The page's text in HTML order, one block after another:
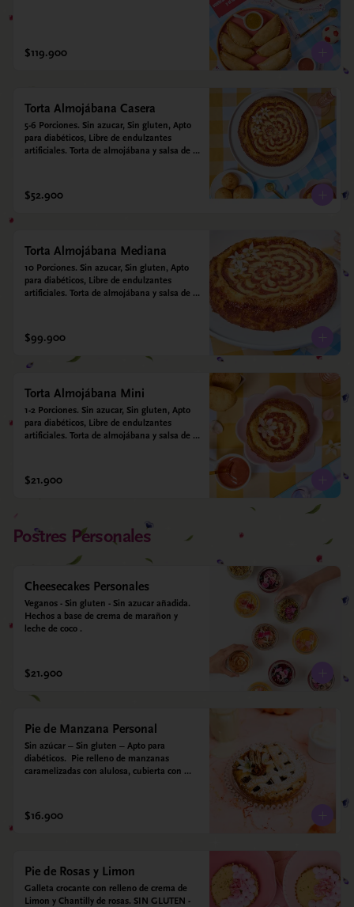
$119.900
Torta Almojábana Casera
5-6 Porciones. Sin azucar, Sin gluten, Apto
para diabéticos, Libre de endulzantes
artificiales. Torta de almojábana y salsa de
alulosa, leche deslactosada, leche de coco,
vainilla. Salsa de guayaba: Guayaba y
$52.900
Torta Almojábana Mediana
10 Porciones. Sin azucar, Sin gluten, Apto
para diabéticos, Libre de endulzantes
artificiales. Torta de almojábana y salsa de
alulosa, leche deslactosada, leche de coco,
vainilla. Salsa de guayaba: Guayaba y
$99.900
Torta Almojábana Mini
1-2 Porciones. Sin azucar, Sin gluten, Apto
para diabéticos, Libre de endulzantes
artificiales. Torta de almojábana y salsa de
alulosa, leche deslactosada, leche de coco,
vainilla. Salsa de guayaba: Guayaba y
$21.900
Postres Personales
Cheesecakes Personales
Veganos - Sin gluten - Sin azucar añadida.
Hechos a base de crema de marañon y
leche de coco .
$21.900
Pie de Manzana Personal
Sin azúcar – Sin gluten – Apto para
diabéticos.  Pie relleno de manzanas
caramelizadas con alulosa, cubierta con
de leche de coco y que envuelve todos los
sabores.
$16.900
Pie de Rosas y Limon
Galleta crocante con relleno de crema de
Limon y Chantilly de rosas. SIN GLUTEN -